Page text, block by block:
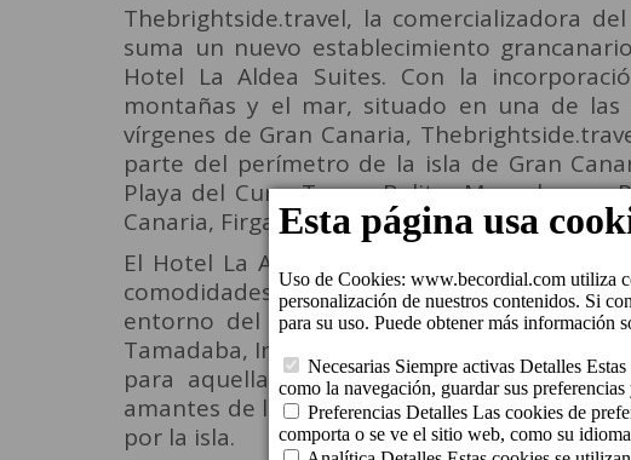
Thebrightside.travel, la comercializadora
suma un nuevo establecimiento
Hotel La Aldea Suites. Con la
montañas y el mar, situado en una de las
vírgenes de Gran Canaria,
parte del perímetro de la isla de Gran
Playa del Cura, Tauro, Balito, Maspalomas,
Canaria, Firgas, Agaete y ahora La Aldea de
El Hotel La Aldea Suites, con un total de
comodidades necesarias para hacer que el
entorno del hotel, rodeado por Espacios
Tamadaba, Inagua y Güi-Güi) y a pocos
para aquellas personas que buscan
amantes de la montaña que buscan hacer
por la isla.